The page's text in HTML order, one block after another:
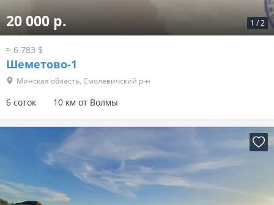
1 /2
20 000 р.
≈ 6 783 $
Шеметово-1
Минская область, Смолевичский р-н
6 соток 10 км от Волмы